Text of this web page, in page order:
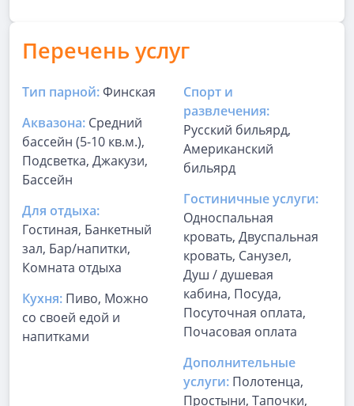
Перечень услуг
Тип парной:Финская
Аквазона: Средний
бассейн (5-10 кв.м.),
Подсветка, Джакузи,
Бассейн
Для отдыха:
Гостиная, Банкетный
зал, Бар/напитки,
Комната отдыха
Кухня: Пиво, Можно
со своей едой и
напитками
Спорт и
развлечения:
Русский бильярд,
Американский
бильярд
Гостиничные услуги:
Односпальная
кровать, Двуспальная
кровать, Санузел,
Душ / душевая
кабина, Посуда,
Посуточная оплата,
Почасовая оплата
Дополнительные
услуги: Полотенца,
Простыни, Тапочки,